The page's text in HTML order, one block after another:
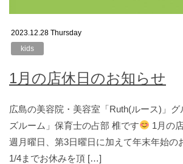
2023.12.28 Thursday
kids
1月の店休日のお知らせ
広島の美容院・美容室「Ruth(ルース)」
ズルーム」保育士の占部 椎です
1月の
週月曜日、第3日曜日に加えて年末年始の
1/4までお休みを頂 […]